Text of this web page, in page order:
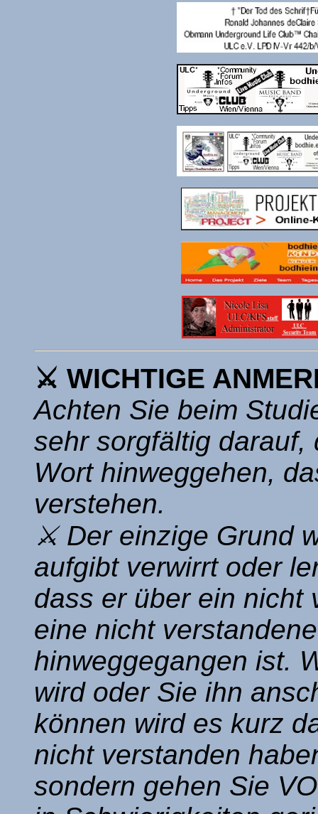
⚔ WICHTIGE
Achten Sie beim
sehr sorgfältig darauf,
Wort hinweggehen,
verstehen.
⚔ Der einzige Grund
aufgibt verwirrt oder
dass er über ein nicht
eine nicht
hinweggegangen ist.
wird oder Sie ihn
können wird es kurz
nicht verstanden
sondern gehen Sie